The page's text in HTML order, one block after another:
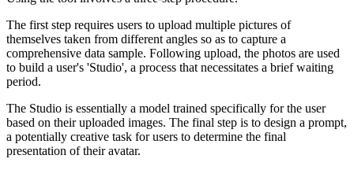
The first step requires users to upload multiple pictures of
themselves taken from different angles so as to capture a
comprehensive data sample. Following upload, the photos are used
to build a user's 'Studio', a process that necessitates a brief waiting
period.
The Studio is essentially a model trained specifically for the user
based on their uploaded images. The final step is to design a prompt,
a potentially creative task for users to determine the final
presentation of their avatar.